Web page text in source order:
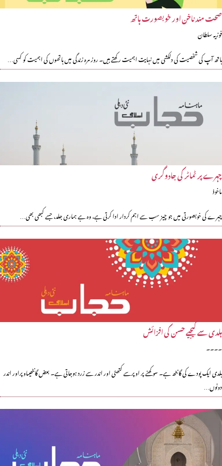
صحت مند ناخن اور خوبصورت ہاتھ
فوزیہ سلطان
ہاتھ آپ کی شخصیت کی دلکشی میں نہایت اہمیت رکھتے ہیں۔ روز مرہ زندگی میں ہاتھوں کی اہمیت کو کسی…
چہرے پر ٹماٹر کی جادوگری
ماخوذ
چہرے کی خوبصورتی میں جو چیز سب سے اہم کردار ادا کرتی ہے، وہ ہے ہماری جلد، جسے کبھی بھی…
ہلدی سے کیجیے حسن کی افزائش
۔۔۔۔
ہلدی ایک پودے کی گانٹھ ہے۔ سوکھنے پر اوپرسے کتھئی اور اندر سے زرد ہوجاتی ہے۔ بعض گانٹھیںاوپراور اندر
دونوں…